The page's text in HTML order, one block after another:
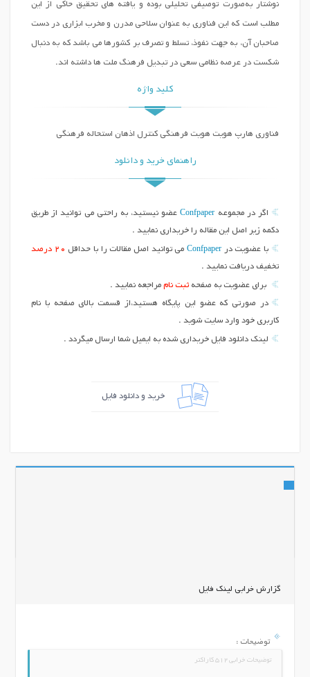
نوشتار به‌صورت توصیفی تحلیلی بوده و یافته های تحقیق حاکی از این
مطلب است که این فناوری به عنوان سلاحی مدرن و مخرب ابزاری در دست
صاحبان آن، به جهت نفوذ، تسلط و تصرف بر کشورها می باشد که به دنبال
شکست در عرصه نظامی سعی در تبدیل فرهنگ ملت ها داشته اند.
کلید واژه
فناوری هارپ هویت هویت فرهنگی کنترل اذهان استحاله فرهنگی
راهنمای خرید و دانلود
اگر در مجموعه Confpaperعضو نیستید، به راحتی می توانید از طریق
دکمه زیر اصل این مقاله را خریداری نمایید .
با عضویت در Confpaperمی توانید اصل مقالات را با حداقل 20 درصد
تخفیف دریافت نمایید .
برای عضویت به صفحه ثبت نام مراجعه نمایید .
در صورتی که عضو این پایگاه هستید،از قسمت بالای صفحه با نام
کاربری خود وارد سایت شوید .
لینک دانلود فایل خریداری شده به ایمیل شما ارسال میگردد .
خرید و دانلود فایل
گزارش خرابی لینک فایل
توضیحات :